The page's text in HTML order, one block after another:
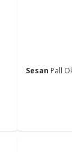
Sesan Pall